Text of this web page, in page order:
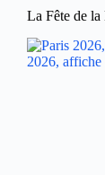
La Fête de